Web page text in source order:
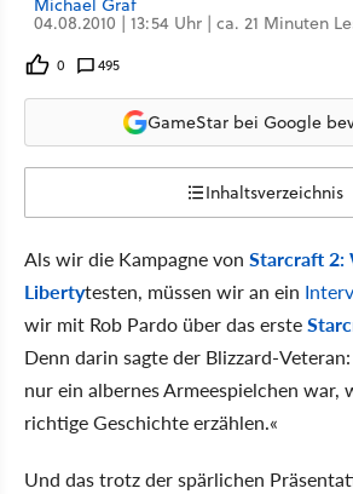
Michael Graf
04.08.2010 | 13:54 Uhr | ca. 21 Minuten
0 495
GameStar bei Google
Inhaltsverzeichnis
Als wir die Kampagne von Starcraft 2:
Libertytesten, müssen wir an ein
wir mit Rob Pardo über das erste
Denn darin sagte der Blizzard-
nur ein albernes Armeespielchen
richtige Geschichte erzählen.«
Und das trotz der spärlichen